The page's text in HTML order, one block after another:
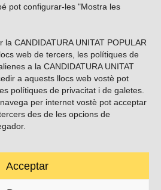
pot configurar-les "Mostra les
CANDIDATURA UNITAT POPULAR
web de tercers, les polítiques de
a la CANDIDATURA UNITAT
a aquests llocs web vostè pot
polítiques de privacitat i de galetes.
per internet vostè pot acceptar
des de les opcions de
Acceptar
al nostre butlletí?
ENVIAR
a les xarxes socials
180 (baixos), Barcelona.